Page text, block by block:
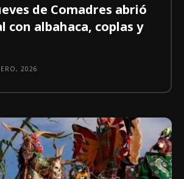
de Comadres abrió
con albahaca, coplas y
2026